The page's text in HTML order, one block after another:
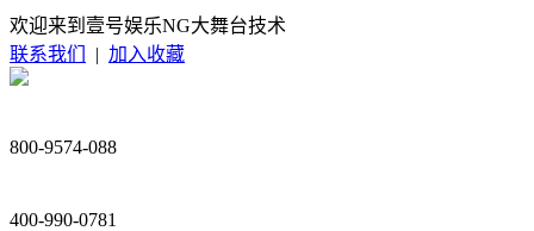
欢迎来到壹号娱乐NG大舞台技术
联系我们
| 加入收藏
800-9574-088
400-990-0781